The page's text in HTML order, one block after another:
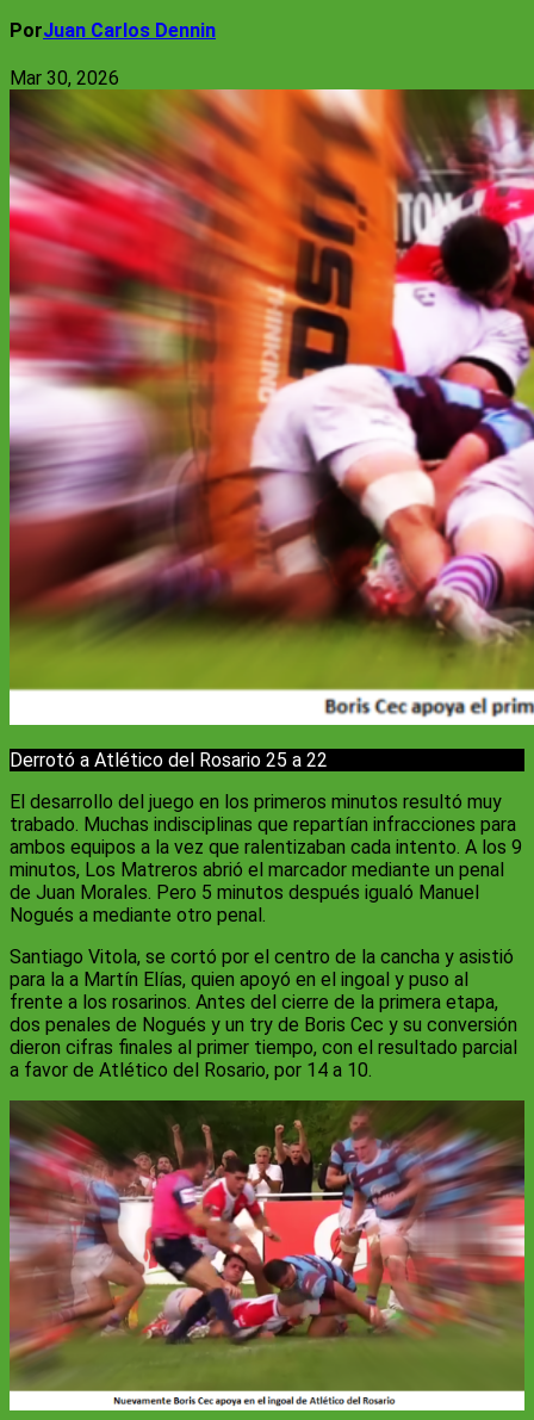
PorJuan Carlos Dennin
Mar 30, 2026
Derrotó a Atlético del Rosario 25 a 22
El desarrollo del juego en los primeros minutos resultó muy
trabado. Muchas indisciplinas que repartían infracciones para
ambos equipos a la vez que ralentizaban cada intento. A los 9
minutos, Los Matreros abrió el marcador mediante un penal
de Juan Morales. Pero 5 minutos después igualó Manuel
Nogués a mediante otro penal.
Santiago Vitola, se cortó por el centro de la cancha y asistió
para la a Martín Elías, quien apoyó en el ingoal y puso al
frente a los rosarinos. Antes del cierre de la primera etapa,
dos penales de Nogués y un try de Boris Cec y su conversión
dieron cifras finales al primer tiempo, con el resultado parcial
a favor de Atlético del Rosario, por 14 a 10.